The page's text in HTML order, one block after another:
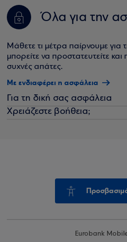
Όλα για την
Μάθετε τι μέτρα παίρνουμε
μπορείτε να προστατευτείτε και
συχνές απάτες.
Με ενδιαφέρει η ασφάλεια
Για τη δική σας ασφάλεια
Χρειάζεστε βοήθεια;
Eurobank